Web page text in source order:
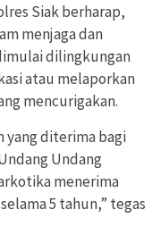
Siak berharap,
menjaga dan
dilingkungan
atau melaporkan
mencurigakan.
yang diterima bagi
Undang
menerima
5 tahun,” tegas